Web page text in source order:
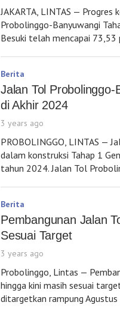
JAKARTA, LINTAS — Progres
Probolinggo-Banyuwangi
Besuki telah mencapai
Berita
Jalan Tol
di Akhir 2024
3 years ago
PROBOLINGGO, LINTAS —
dalam konstruksi Tahap 1
tahun 2024. Jalan Tol
Berita
Pembangunan Jalan
Sesuai Target
3 years ago
Probolinggo, Lintas —
hingga kini masih sesuai
ditargetkan rampung